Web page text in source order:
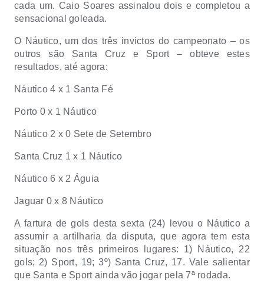
cada um. Caio Soares assinalou dois e completou a
sensacional goleada.
O Náutico, um dos três invictos do campeonato – os
outros são Santa Cruz e Sport – obteve estes
resultados, até agora:
Náutico 4 x 1 Santa Fé
Porto 0 x 1 Náutico
Náutico 2 x 0 Sete de Setembro
Santa Cruz 1 x 1 Náutico
Náutico 6 x 2 Águia
Jaguar 0 x 8 Náutico
A fartura de gols desta sexta (24) levou o Náutico a
assumir a artilharia da disputa, que agora tem esta
situação nos três primeiros lugares: 1) Náutico, 22
gols; 2) Sport, 19; 3º) Santa Cruz, 17. Vale salientar
que Santa e Sport ainda vão jogar pela 7ª rodada.